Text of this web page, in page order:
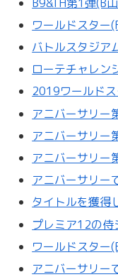
ワールドスター
バトルスタジア
ローテチャレン
2019ワールド
アニバーサリー
アニバーサリー
アニバーサリー
アニバーサリー
タイトルを獲得
プレミア12の侍
ワールドスター
アニバーサリー